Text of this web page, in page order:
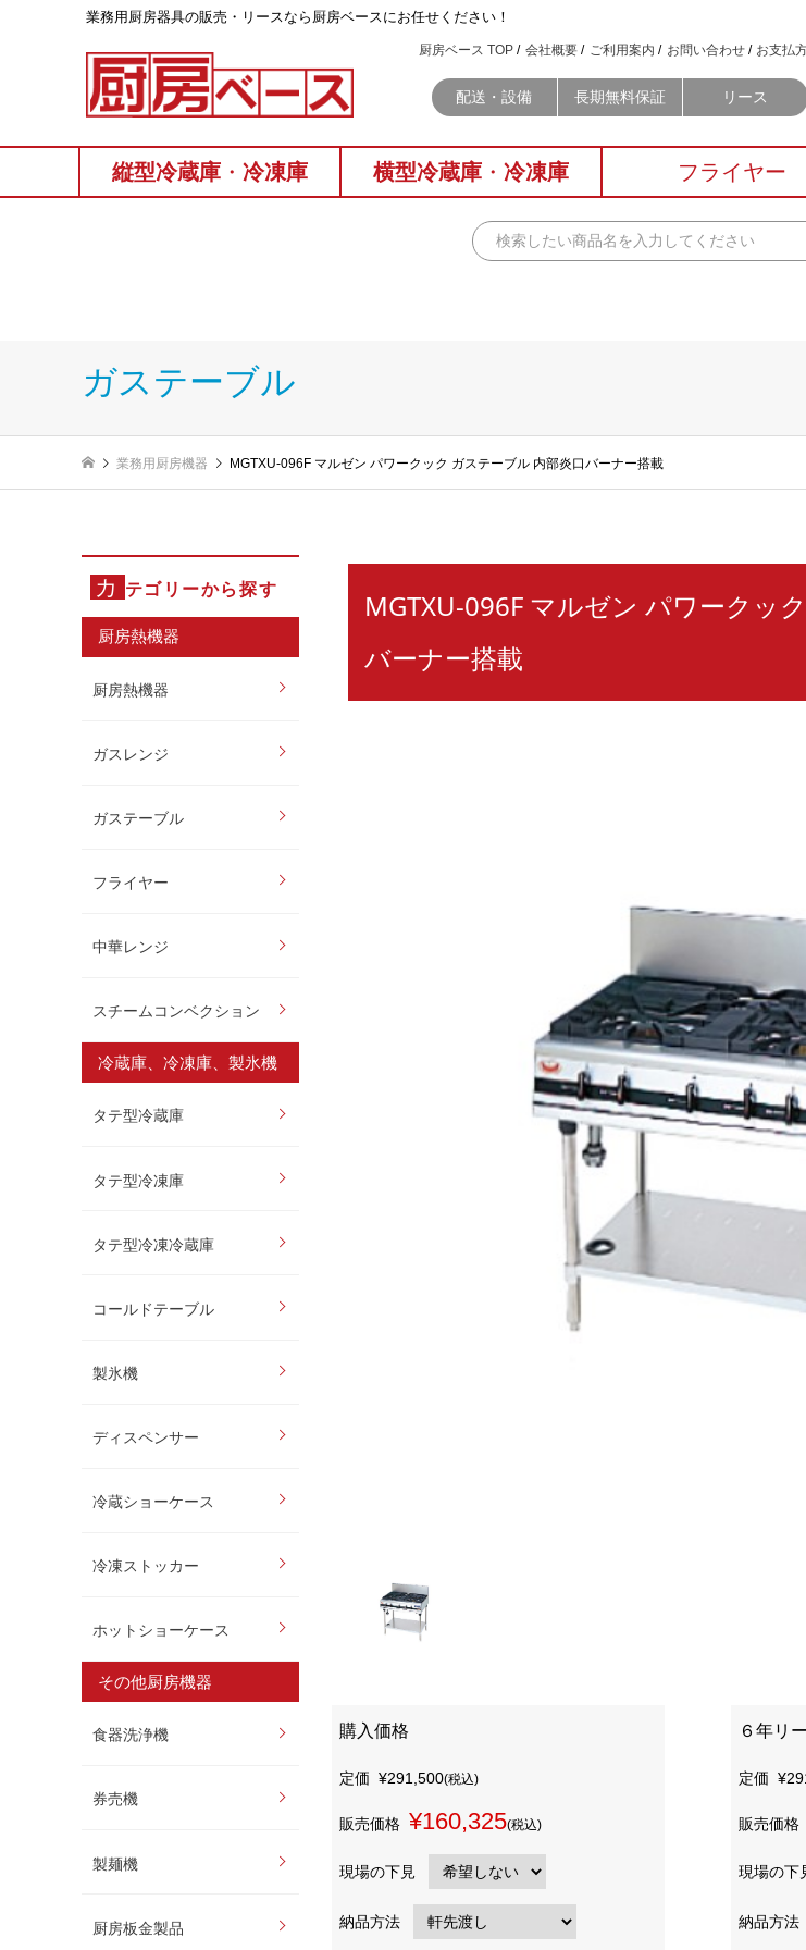
業務⽤厨房器具の販売・リースなら厨房ベースにお任せください！
厨房ベース TOP 会社概要 ご利用案内 お問い合わせ お支払
配送・設備 長期無料保証 リース
縦型冷蔵庫 ・ 冷凍庫 横型冷蔵庫 ・ 冷凍庫 フライヤー
ガステーブル
業務用厨房機器 MGTXU-096F マルゼン パワークック ガステーブル 内部炎口バーナー搭載
カ テゴリーから探す
厨房熱機器
厨房熱機器
ガスレンジ
ガステーブル
フライヤー
中華レンジ
スチームコンベクション
冷蔵庫、冷凍庫、製氷機
タテ型冷蔵庫
タテ型冷凍庫
タテ型冷凍冷蔵庫
コールドテーブル
製氷機
ディスペンサー
冷蔵ショーケース
冷凍ストッカー
ホットショーケース
その他厨房機器
食器洗浄機
券売機
製麺機
厨房板金製品
MGTXU-096F マルゼン パワークッ
バーナー搭載
購入価格
定価 ¥291,500(税込)
販売価格 ¥160,325(税込)
現場の下見
納品方法
６年リ
定価
販売価格
現場の下
納品方法